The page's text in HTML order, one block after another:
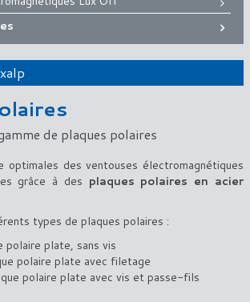
de plaques polaires
optimales des ventouses électromagnétiques
grâce à des plaques polaires en acier
types de plaques polaires :
polaire plate, sans vis
polaire plate avec filetage
polaire plate avec vis et passe-fils